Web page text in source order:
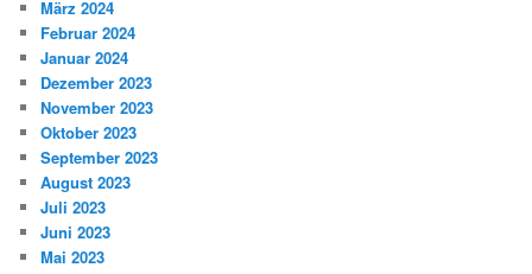
März 2024
Februar 2024
Januar 2024
Dezember 2023
November 2023
Oktober 2023
September 2023
August 2023
Juli 2023
Juni 2023
Mai 2023